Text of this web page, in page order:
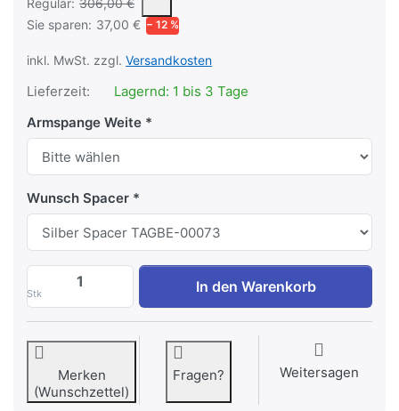
Regulär: 306,00 €
Sie sparen: 37,00 € − 12 %
inkl. MwSt. zzgl. Versandkosten
Lieferzeit:
Lagernd: 1 bis 3 Tage
Armspange Weite
Wunsch Spacer
Stk
VEILCHEN - FEBRUAR ARMSPANGE
In den Warenkorb
Merken
(Wunschzettel)
Fragen? Weitersagen